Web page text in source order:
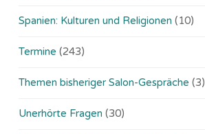
Spanien: Kulturen und Religionen (10)
Termine (243)
Themen bisheriger Salon-Gespräche (3)
Unerhörte Fragen (30)